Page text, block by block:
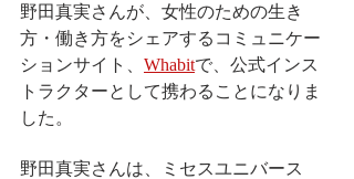
野田真実さんが、女性のための生き
方・働き方をシェアするコミュニケー
ションサイト、 Whabitで、公式インス
トラクターとして携わることになりま
した。
野田真実さんは、ミセスユニバース